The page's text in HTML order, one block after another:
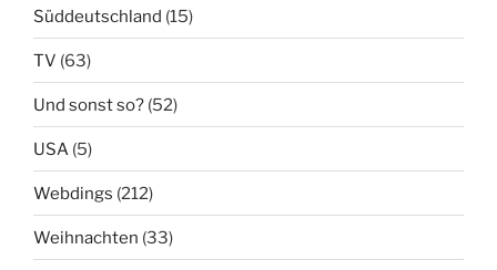
Süddeutschland (15)
TV (63)
Und sonst so? (52)
USA (5)
Webdings (212)
Weihnachten (33)